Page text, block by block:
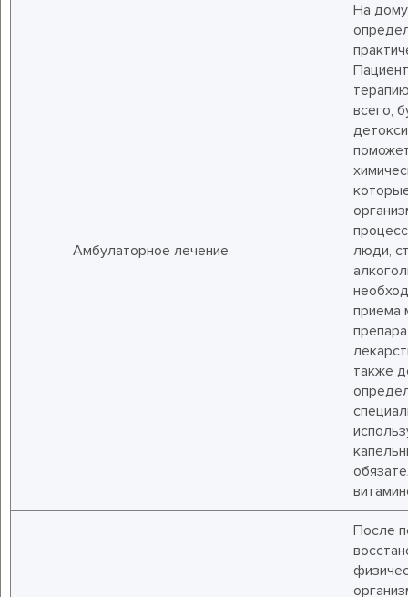
Амбулаторное лечение
На
всего,
люди,
приема
также
После